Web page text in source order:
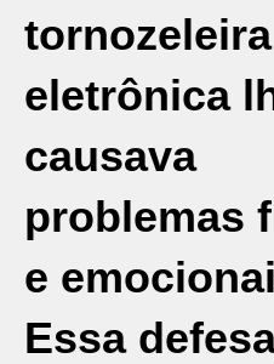
tornozeleira
eletrônica
causava
problemas
e
Essa